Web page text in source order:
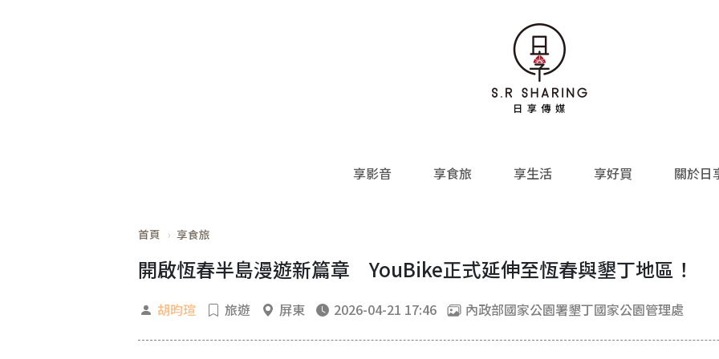
享影音 享食旅 享生活 享好買 關於日
首頁 享食旅
開啟恆春半島漫遊新篇章 YouBike正式延伸至恆春與墾丁地區！
胡昀瑄 旅遊 屏東 2026-04-21 17:46 內政部國家公園署墾丁國家公園管理處